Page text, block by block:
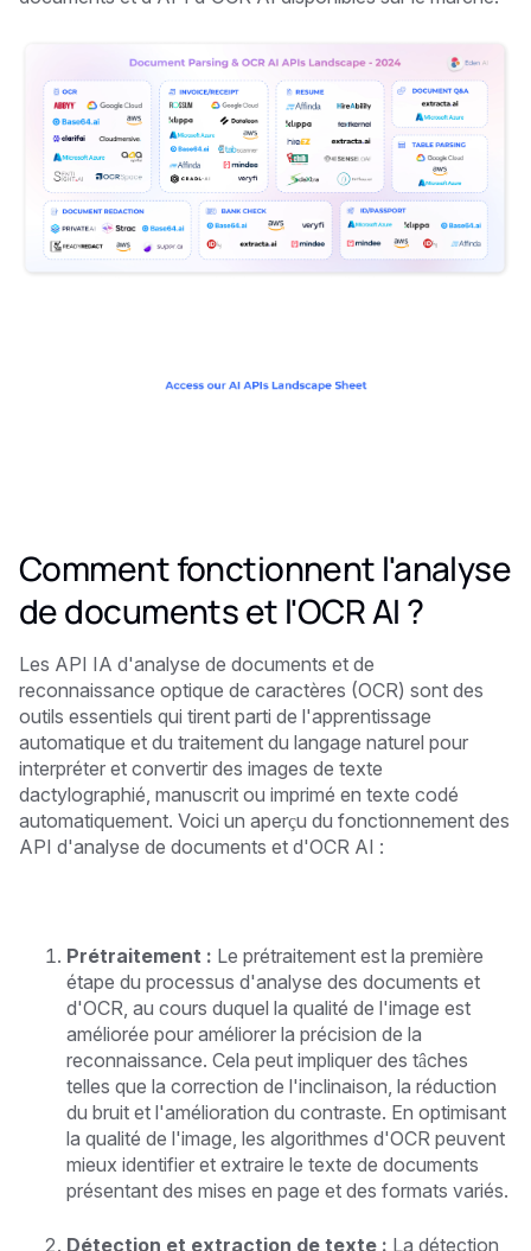
Comment fonctionnent l'analyse
de documents et l'OCR AI ?
Les API IA d'analyse de documents et de
reconnaissance optique de caractères (OCR) sont des
outils essentiels qui tirent parti de l'apprentissage
automatique et du traitement du langage naturel pour
interpréter et convertir des images de texte
dactylographié, manuscrit ou imprimé en texte codé
automatiquement. Voici un aperçu du fonctionnement des
API d'analyse de documents et d'OCR AI :
Prétraitement : Le prétraitement est la première
étape du processus d'analyse des documents et
d'OCR, au cours duquel la qualité de l'image est
améliorée pour améliorer la précision de la
reconnaissance. Cela peut impliquer des tâches
telles que la correction de l'inclinaison, la réduction
du bruit et l'amélioration du contraste. En optimisant
la qualité de l'image, les algorithmes d'OCR peuvent
mieux identifier et extraire le texte de documents
présentant des mises en page et des formats variés.
Détection et extraction de texte : La détection